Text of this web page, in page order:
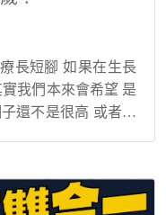
長短腳 如果在生長
我們本來會希望 是
還不是很高 或者是